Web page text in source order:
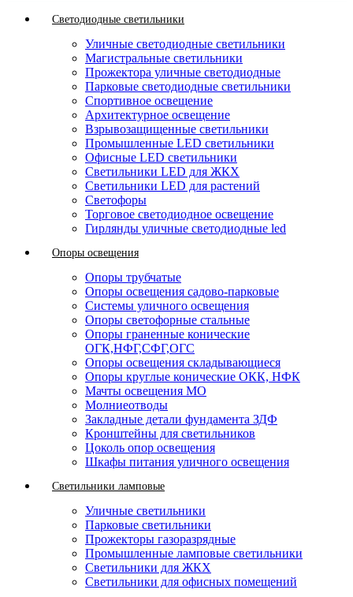
Светодиодные светильники
Уличные светодиодные светильники
Магистральные светильники
Прожектора уличные светодиодные
Парковые светодиодные светильники
Спортивное освещение
Архитектурное освещение
Взрывозащищенные светильники
Промышленные LED светильники
Офисные LED светильники
Cветильники LED для ЖКХ
Светильники LED для растений
Светофоры
Торговое светодиодное освещение
Гирлянды уличные светодиодные led
Опоры освещения
Опоры трубчатые
Опоры освещения садово-парковые
Системы уличного освещения
Опоры светофорные стальные
Опоры граненные конические
ОГК,НФГ,СФГ,ОГС
Опоры освещения складывающиеся
Опоры круглые конические ОКК, НФК
Мачты освещения МО
Молниеотводы
Закладные детали фундамента ЗДФ
Кронштейны для светильников
Цоколь опор освещения
Шкафы питания уличного освещения
Светильники ламповые
Уличные светильники
Парковые светильники
Прожекторы газоразрядные
Промышленные ламповые светильники
Светильники для ЖКХ
Светильники для офисных помещений